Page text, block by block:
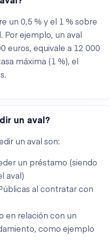
un 0,5 % y el 1 % sobre
ejemplo, un aval
euros, equivale a 12 000
máxima (1 %), el
un aval?
un aval son:
un préstamo (siendo
aval)
al contratar con
en relación con un
como ejemplo